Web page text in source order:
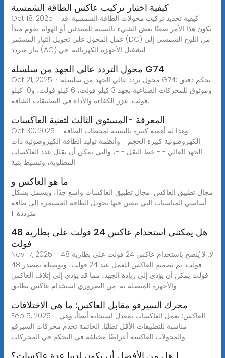
كيفية اختيار تركيب عاكس الطاقة الشمسية
Oct 18, 2025 · كيفية تحديد تركيب محولات الطاقة الشمسية. قد
يكون هذا الأمر صعبًا بعض الشيء بالنسبة للمبتدئين أو الهواة. يقوم مبدأ
عمل المحول على تحويل التيار المستمر (DC) من اللوح الشمسي إلى
تيار متردد (AC) لتشغيل الأجهزة الكهربائية. في
محول التردد عالي الجهد من سلسلة G74
Oct 21, 2025 · محول تردد عالي الجهد من سلسلة G74: تحكم دقيق
وموثوق للمحركات الصناعية بجهد 3 كيلو فولت، 6 كيلو فولت، و10 كيلو
فولت. عزز الكفاءة والأداء في التطبيقات الشاقة.
المعرفة -المستوى الثالث لتقنية العاكسات
Oct 30, 2025 · وهذا له أهمية كبيرة بالنسبة لمحطات الطاقة
الكهروضوئية كبيرة الحجم - وأنظمة توليد الطاقة الكهروضوئية ذات
الجهد العالي - - خط النقل - -، والتي يمكن أن تقلل عدد العاكسات
المطلوبة، وتبسيط بنية
ما هو العاكس و
مجال تطبيق العاكس: مجال تطبيق العاكسات واسع جدًا، ويشمل بشكل
أساسي المناسبات التي يتعين فيها تحويل الطاقة المستمرة إلى طاقة
مترددة. 1.
هل يمكنني استخدام عاكس 24 فولت على بطارية 48
فولت
Nov 17, 2025 · لا. لا يُنصح باستخدام عاكس 24 فولت على بطارية 48
فولت. تم تصميم العاكس للعمل عند 24 فولت، وتوصيله بمصدر 48
فولت يمكن أن يؤدي إلى زيادة الجهد، مما قد يؤدي إلى إتلاف العاكس
والأجهزة المتصلة به. من الضروري استخدام عاكس يطابق
محرك السيرفو مقابل العاكس: ما هي الاختلافات
Feb 5, 2025 · العاكس: تعمل العاكسات بمعدل استجابة أبطأ، وهي
مناسبة للتطبيقات الأقل تطلبًا. الخاتمة تخدم محركات السيرفو
والمحولات العاكسة أغراضًا مختلفة في التحكم في المحركات.